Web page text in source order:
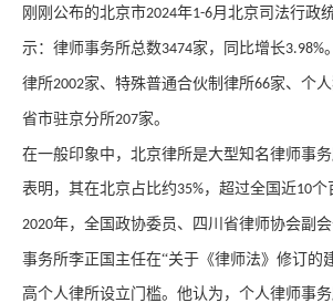
刚刚公布的北京市2024年1-6月 北京司法行政
示：律师事务所总数3474家，同比增长3.98%
律所2002家、特殊普通合伙制律所66家、个人
省市驻京分所207家。
在一般印象中，北京律所是大型知名律师事务
表明， 其在北京占比约35%，超过全国近10个
2020年，全国政协委员、四川省律师协会副
事务所李正国主任在“关于《律师法》修订的
高个人律所设立门槛。他认为，个人律师事